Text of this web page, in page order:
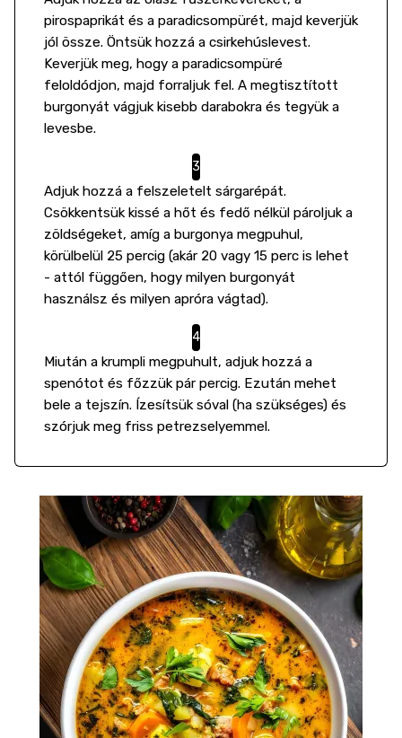
pirospaprikát és a paradicsompürét, majd keverjük
jól össze. Öntsük hozzá a csirkehúslevest.
Keverjük meg, hogy a paradicsompüré
feloldódjon, majd forraljuk fel. A megtisztított
burgonyát vágjuk kisebb darabokra és tegyük a
levesbe.
Adjuk hozzá a felszeletelt sárgarépát.
Csökkentsük kissé a hőt és fedő nélkül pároljuk a
zöldségeket, amíg a burgonya megpuhul,
körülbelül 25 percig (akár 20 vagy 15 perc is lehet
- attól függően, hogy milyen burgonyát
használsz és milyen apróra vágtad).
Miután a krumpli megpuhult, adjuk hozzá a
spenótot és főzzük pár percig. Ezután mehet
bele a tejszín. Ízesítsük sóval (ha szükséges) és
szórjuk meg friss petrezselyemmel.